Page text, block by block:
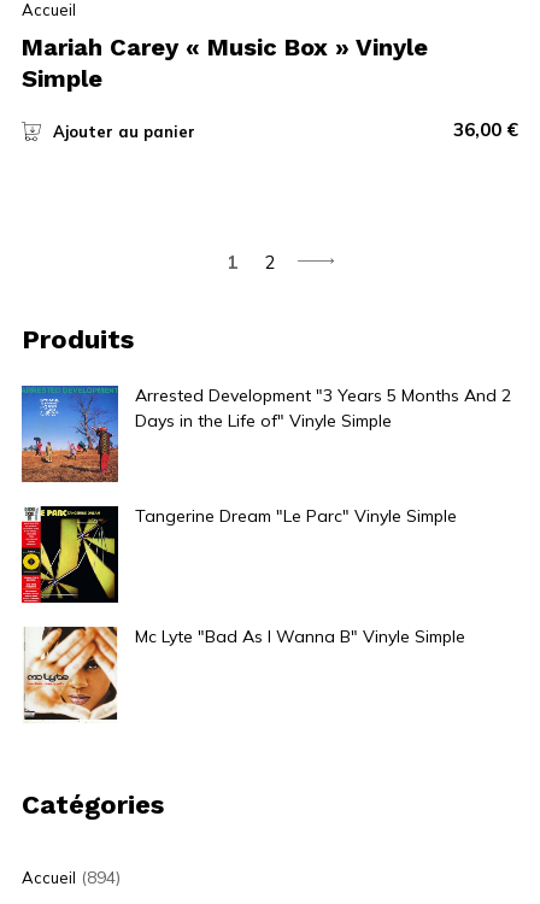
Accueil
Mariah Carey « Music Box » Vinyle
Simple
Ajouter au panier 36,00 €
1 2
Produits
Arrested Development "3 Years 5 Months And 2
Days in the Life of" Vinyle Simple
Tangerine Dream "Le Parc" Vinyle Simple
Mc Lyte "Bad As I Wanna B" Vinyle Simple
Catégories
Accueil (894)